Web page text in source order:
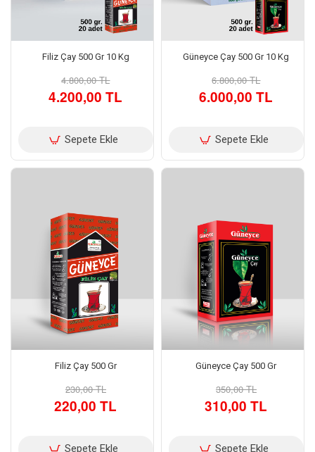
Filiz Çay 500 Gr 10 Kg
4.800,00 TL
4.200,00 TL
Sepete Ekle
Güneyce Çay 500 Gr 10 Kg
6.800,00 TL
6.000,00 TL
Sepete Ekle
Filiz Çay 500 Gr
230,00 TL
220,00 TL
Sepete Ekle
Güneyce Çay 500 Gr
350,00 TL
310,00 TL
Sepete Ekle